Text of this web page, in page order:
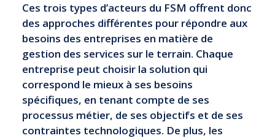
Ces trois types d’acteurs du FSM offrent donc
des approches différentes pour répondre aux
besoins des entreprises en matière de
gestion des services sur le terrain. Chaque
entreprise peut choisir la solution qui
correspond le mieux à ses besoins
spécifiques, en tenant compte de ses
processus métier, de ses objectifs et de ses
contraintes technologiques. De plus, les